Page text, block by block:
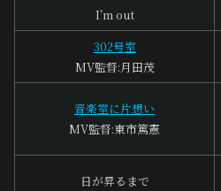
I’m out
302号室
MV監督:月田茂
音楽室に片想い
MV監督:東市篤憲
日が昇るまで